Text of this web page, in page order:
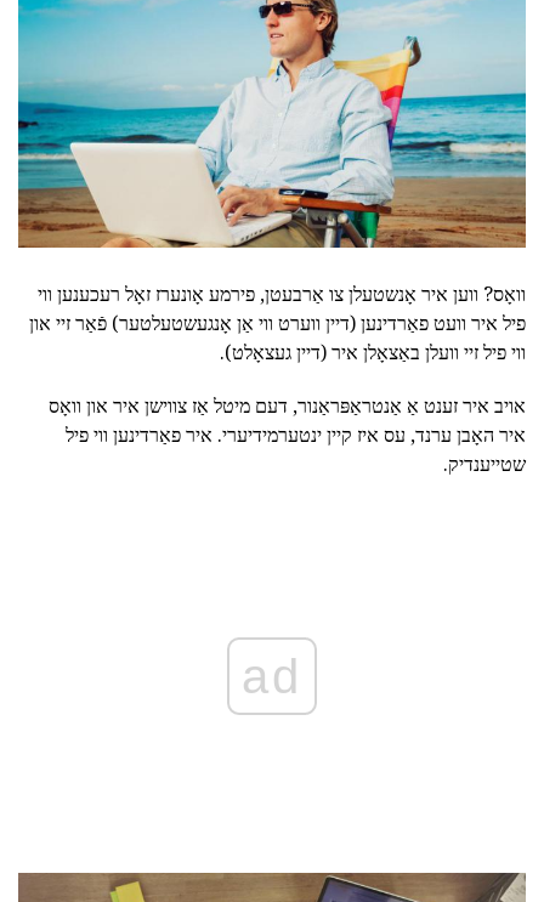
וואָס? ווען איר אָנשטעלן צו אַרבעטן, פירמע אָונערז זאָל רעכענען ווי
פיל איר וועט פאַרדינען (דיין ווערט ווי אַן אָנגעשטעלטער) פֿאַר זיי און
ווי פיל זיי וועלן באַצאָלן איר (דיין געצאָלט).
אויב איר זענט אַ אַנטראַפּראַנור, דעם מיטל אַז צווישן איר און וואָס
איר האָבן ערנד, עס איז קיין ינטערמידיערי. איר פאַרדינען ווי פיל
שטייענדיק.
ad